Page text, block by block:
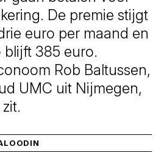
De premie stijgt
euro per maand en
blijft 385 euro.
Rob Baltussen,
UMC uit Nijmegen,